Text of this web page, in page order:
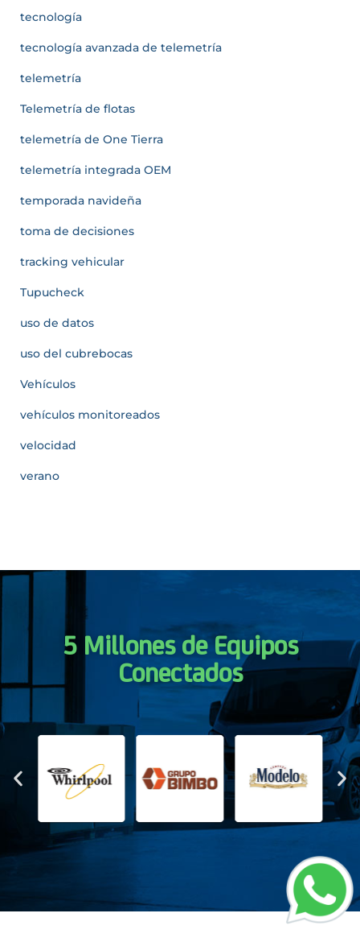
tecnología
tecnología avanzada de telemetría
telemetría
Telemetría de flotas
telemetría de One Tierra
telemetría integrada OEM
temporada navideña
toma de decisiones
tracking vehicular
Tupucheck
uso de datos
uso del cubrebocas
Vehículos
vehículos monitoreados
velocidad
verano
5 Millones de Equipos
Conectados